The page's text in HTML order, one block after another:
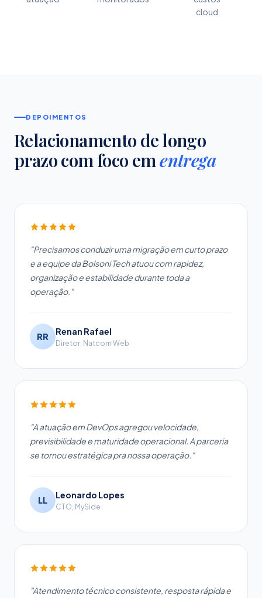
cloud
DEPOIMENTOS
Relacionamento de longo
prazo com foco ementrega
"Precisamos conduzir uma migração em curto prazo
e a equipe da Bolsoni Tech atuou com rapidez,
organização e estabilidade durante toda a
operação."
RR
Renan Rafael
Diretor, Natcom Web
"A atuação em DevOps agregou velocidade,
previsibilidade e maturidade operacional. A parceria
se tornou estratégica pra nossa operação."
LL
Leonardo Lopes
CTO, MySide
"Atendimento técnico consistente, resposta rápida e